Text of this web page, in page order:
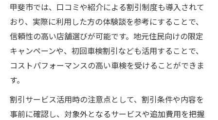
甲斐市では、口コミや紹介による割引制度も導入されて
おり、実際に利用した方の体験談を参考にすることで、
信頼性の高い店舗選びが可能です。地元住民向けの限定
キャンペーンや、初回車検割引なども活用することで、
コストパフォーマンスの高い車検を受けることができま
す。
割引サービス活用時の注意点として、割引条件や内容を
事前に確認し、対象外となるサービスや追加費用を把握